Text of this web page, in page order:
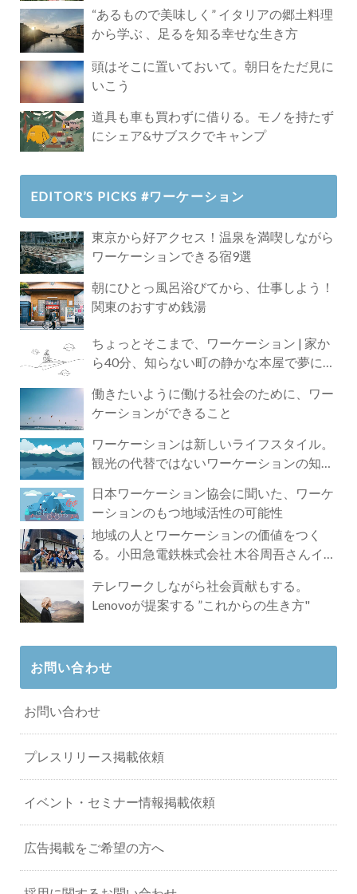
“あるもので美味しく” イタリアの郷土料理
から学ぶ 、足るを知る幸せな生き方
頭はそこに置いておいて。朝日をただ見に
いこう
道具も車も買わずに借りる。モノを持たず
にシェア&サブスクでキャンプ
EDITOR’S PICKS #ワーケーション
東京から好アクセス！温泉を満喫しながら
ワーケーションできる宿9選
朝にひとっ風呂浴びてから、仕事しよう！
関東のおすすめ銭湯
ちょっとそこまで、ワーケーション | 家か
ら40分、知らない町の静かな本屋で夢に近
働きたいように働ける社会のために、ワー
ケーションができること
ワーケーションは新しいライフスタイル。
観光の代替ではないワーケーションの知ら
日本ワーケーション協会に聞いた、ワーケ
ーションのもつ地域活性の可能性
地域の人とワーケーションの価値をつく
る。小田急電鉄株式会社 木谷周吾さんイン
テレワークしながら社会貢献もする。
Lenovoが提案する ”これからの生き方"
お問い合わせ
お問い合わせ
プレスリリース掲載依頼
イベント・セミナー情報掲載依頼
広告掲載をご希望の方へ